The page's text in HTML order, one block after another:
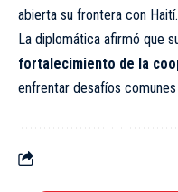
abierta su frontera con Haití.
La diplomática afirmó que
fortalecimiento de la
enfrentar desafíos